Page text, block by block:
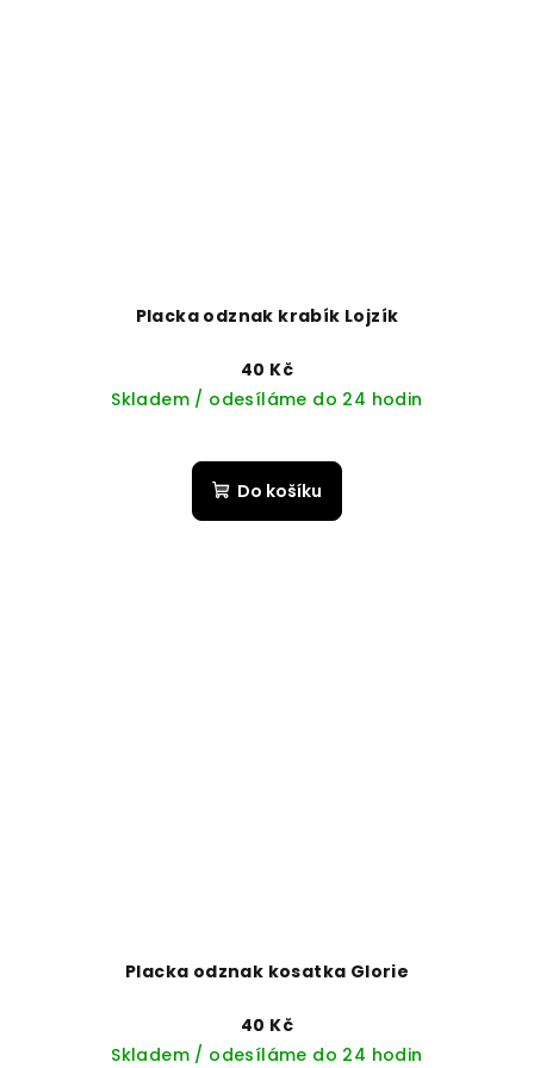
Placka odznak krabík Lojzík
40 Kč
Skladem / odesíláme do 24 hodin
Do košíku
Placka odznak kosatka Glorie
40 Kč
Skladem / odesíláme do 24 hodin